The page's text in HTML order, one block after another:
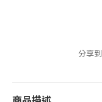
分享到